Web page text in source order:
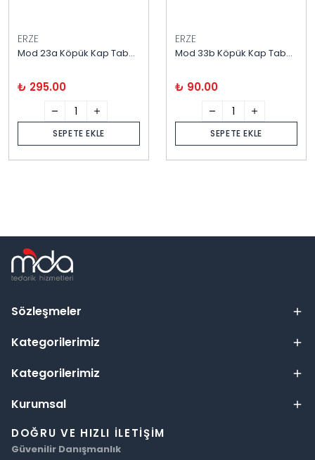
ERZE
Mod 23a Köpük Kap Tabak 100'lü
₺ 295.00
SEPETE EKLE
ERZE
Mod 33b Köpük Kap Tabak 20 cm 100'lü
₺ 90.00
SEPETE EKLE
Sözleşmeler
Kategorilerimiz
Kategorilerimiz
Kurumsal
DOĞRU VE HIZLI İLETIŞIM
Güvenilir Danışmanlık